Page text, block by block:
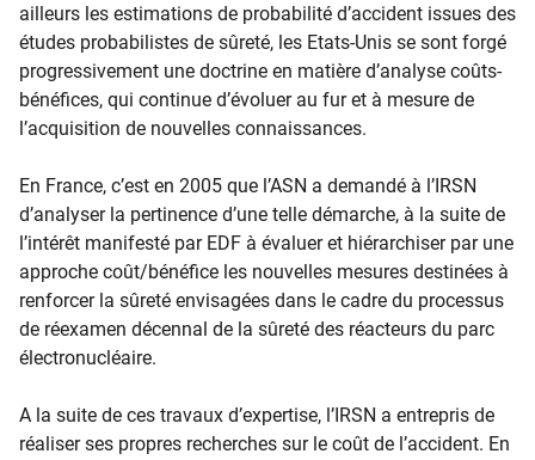
ailleurs les estimations de probabilité d’accident issues des
études probabilistes de sûreté, les Etats-Unis se sont forgé
progressivement une doctrine en matière d’analyse coûts-
bénéfices, qui continue d’évoluer au fur et à mesure de
l’acquisition de nouvelles connaissances.
En France, c’est en 2005 que l’ASN a demandé à l’IRSN
d’analyser la pertinence d’une telle démarche, à la suite de
l’intérêt manifesté par EDF à évaluer et hiérarchiser par une
approche coût/bénéfice les nouvelles mesures destinées à
renforcer la sûreté envisagées dans le cadre du processus
de réexamen décennal de la sûreté des réacteurs du parc
électronucléaire.
A la suite de ces travaux d’expertise, l’IRSN a entrepris de
réaliser ses propres recherches sur le coût de l’accident. En